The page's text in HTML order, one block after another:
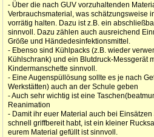
- Über die nach GUV vorzuhaltenden
Verbrauchsmaterial, was schätzungsweise
vorrätig halten. Dazu ist z.B. ein
sinnvoll. Dazu zählen auch ausreichend
Größe und Händedesinfektionsmittel.
- Ebenso sind Kühlpacks (z.B. wieder
Kühlschrank) und ein Blutdruck-Messgerät
Kindermanschette sinnvoll.
- Eine Augenspüllösung sollte es je nach
Werkstätten) auch an der Schule geben
- Auch sehr wichtig ist eine
Reanimation
- Damit ihr euer Material auch bei
schnell griffbereit habt, ist ein kleiner
eurem Material gefüllt ist sinnvoll.